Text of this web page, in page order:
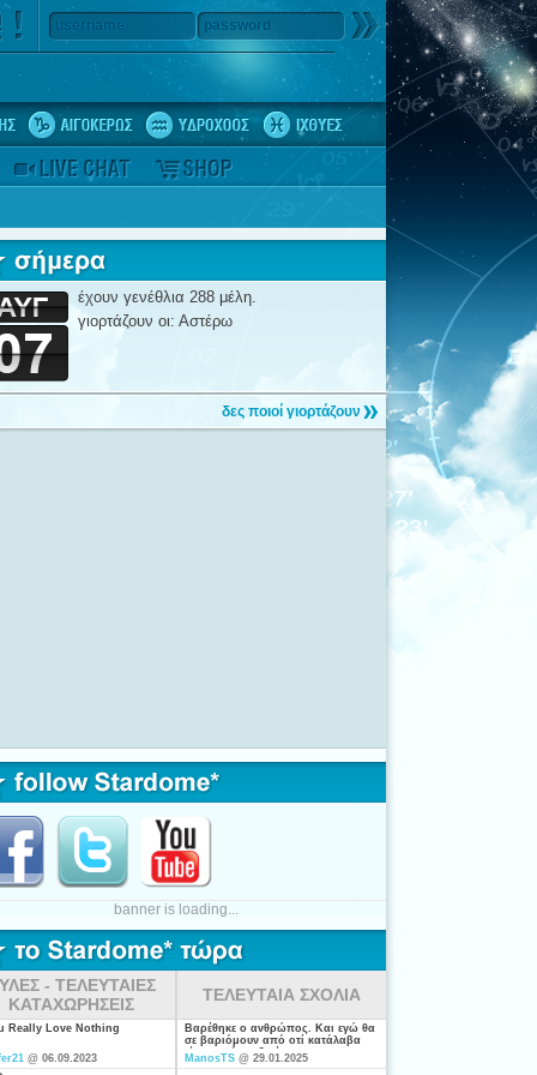
username password
Days
Lucifer21
@ 29.08.2023 11:43
must never be aparthttps://www.youtube.com/watch?v=9uWwvQKGjLI
Σχόλια: 0Αξιολόγηση:
έχουν γενέθλια 288 μέλη.
γιορτάζουν οι: Αστέρω
δες ποιοί γιορτάζουν
banner is loading...
- ΤΕΛΕΥΤΑΙΕΣ
ΚΑΤΑΧΩΡΗΣΕΙΣ
Really Love Nothing
@ 06.09.2023
ΤΕΛΕΥΤΑΙΑ ΣΧΟΛΙΑ
Βαρέθηκε ο ανθρώπος. Και εγώ θα
σε βαριόμουν από οτί κατάλαβα
είσαι από τις ξενέρωτες που
ψάχνουν απλά για "σύζυγο". Η
ManosTS @ 29.01.2025